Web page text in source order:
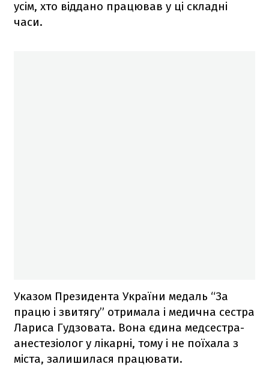
усім, хто віддано працював у ці складні
часи.
Указом Президента України медаль “За
працю і звитягу” отримала і медична сестра
Лариса Гудзовата. Вона єдина медсестра-
анестезіолог у лікарні, тому і не поїхала з
міста, залишилася працювати.